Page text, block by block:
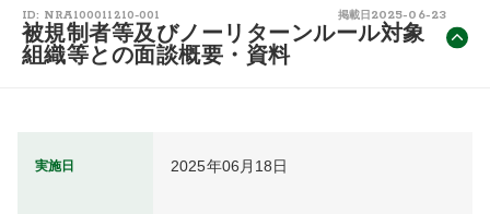
ID: NRA100011210-001 掲載日 2025-06-23
被規制者等及びノーリターンルール対象
組織等との面談概要・資料
実施日 2025年06月18日